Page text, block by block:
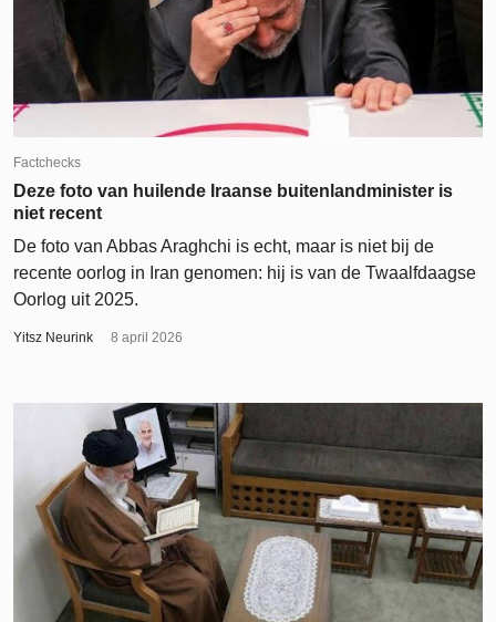
Factchecks
Deze foto van huilende Iraanse buitenlandminister is
niet recent
De foto van Abbas Araghchi is echt, maar is niet bij de
recente oorlog in Iran genomen: hij is van de Twaalfdaagse
Oorlog uit 2025.
Yitsz Neurink 8 april 2026